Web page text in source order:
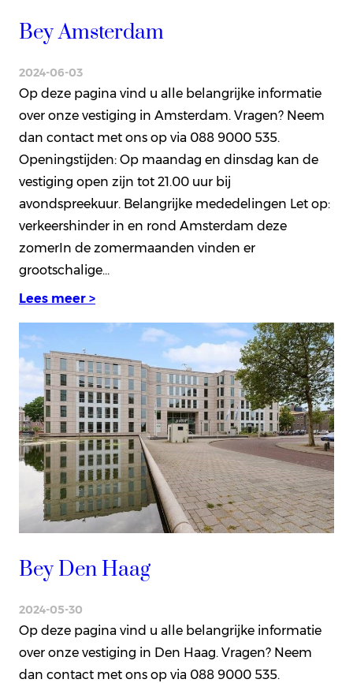
Bey Amsterdam
2024-06-03
Op deze pagina vind u alle belangrijke informatie
over onze vestiging in Amsterdam. Vragen? Neem
dan contact met ons op via 088 9000 535.
Openingstijden: Op maandag en dinsdag kan de
vestiging open zijn tot 21.00 uur bij
avondspreekuur. Belangrijke mededelingen Let op:
verkeershinder in en rond Amsterdam deze
zomerIn de zomermaanden vinden er
grootschalige…
Lees meer >
Bey Den Haag
2024-05-30
Op deze pagina vind u alle belangrijke informatie
over onze vestiging in Den Haag. Vragen? Neem
dan contact met ons op via 088 9000 535.